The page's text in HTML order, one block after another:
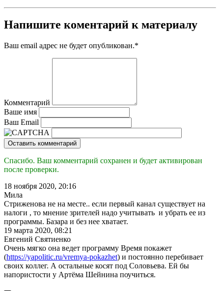
Напишите коментарий к материалу
Ваш email адрес не будет опубликован.*
Комментарий
Ваше имя
Ваш Email
Оставить комментарий
Спасибо. Ваш комментарий сохранен и будет активирован
после проверки.
18 ноября 2020, 20:16
Мила
Стриженова не на месте.. если первый канал существует на
налоги , то мнение зрителей надо учитывать и убрать ее из
программы. Базара и без нее хватает.
19 марта 2020, 08:21
Евгений Святиенко
Очень мягко она ведет программу Время покажет
(https://yapolitic.ru/vremya-pokazhet) и постоянно перебивает
своих коллег. А остальные косят под Соловьева. Ей бы
напористости у Артёма Шейнина поучиться.